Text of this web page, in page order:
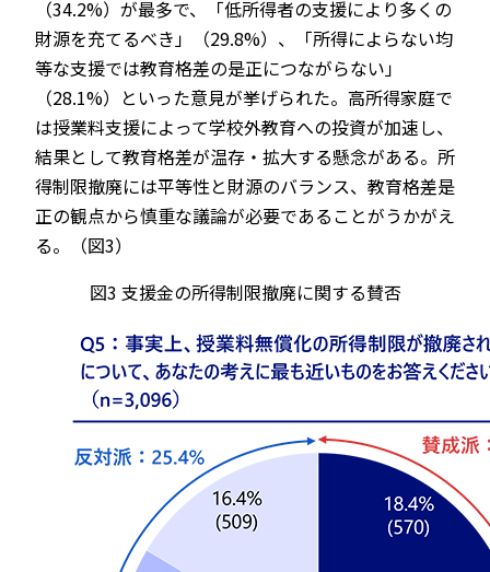
（34.2%）が最多で、「低所得者の支援により多くの
財源を充てるべき」（29.8%）、「所得によらない均
等な支援では教育格差の是正につながらない」
（28.1%）といった意見が挙げられた。高所得家庭で
は授業料支援によって学校外教育への投資が加速し、
結果として教育格差が温存・拡大する懸念がある。所
得制限撤廃には平等性と財源のバランス、教育格差是
正の観点から慎重な議論が必要であることがうかがえ
る。（図3）
図3 支援金の所得制限撤廃に関する賛否